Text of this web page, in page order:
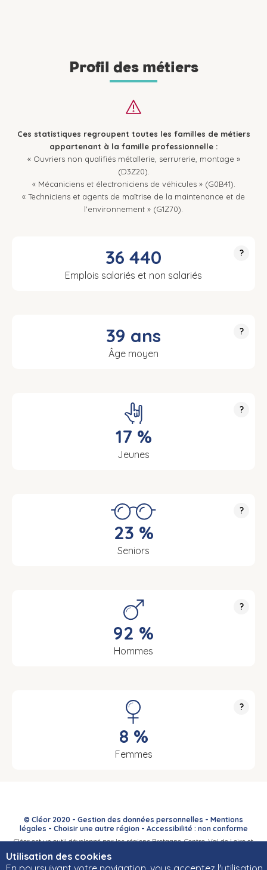
Utilisation des cookies
Profil des métiers
Ces statistiques regroupent toutes les familles de métiers
appartenant à la famille professionnelle :
« Ouvriers non qualifiés métallerie, serrurerie, montage »
(D3Z20).
« Mécaniciens et électroniciens de véhicules » (G0B41).
« Techniciens et agents de maîtrise de la maintenance et de
l'environnement » (G1Z70).
?
36 440
Emplois salariés et non salariés
?
39 ans
Âge moyen
?
17 %
Jeunes
?
23 %
Seniors
?
92 %
Hommes
?
8 %
Femmes
© Cléor 2020 - Gestion des données personnelles - Mentions
légales - Choisir une autre région- Accessibilité : non conforme
Cléor est un outil développé par les régions Bretagne, Centre-Val de Loire et